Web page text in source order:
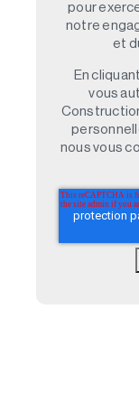
pour
notre
et
En
vous
nous vous